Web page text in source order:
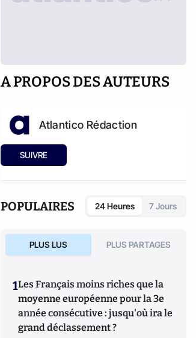
A PROPOS DES AUTEURS
Atlantico Rédaction
SUIVRE
POPULAIRES 24 Heures 7 Jours
PLUS LUS PLUS PARTAGES
1Les Français moins riches que la
moyenne européenne pour la 3e
année consécutive : jusqu'où ira le
grand déclassement ?